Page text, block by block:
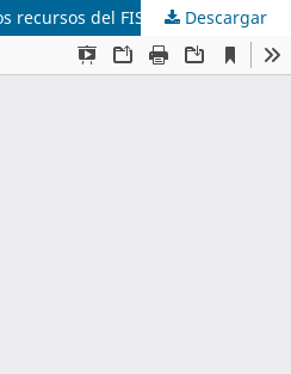
del FISM-DF Descargar